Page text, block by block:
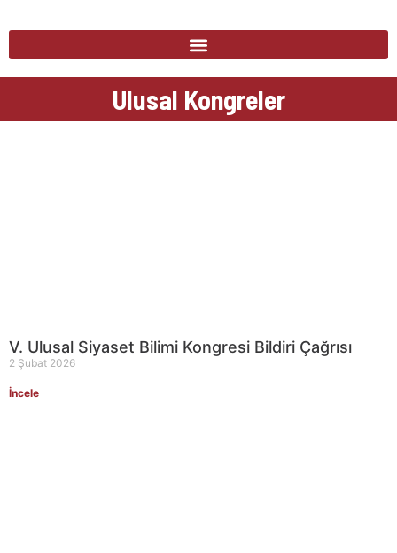
Ulusal Kongreler
V. Ulusal Siyaset Bilimi Kongresi Bildiri Çağrısı
2 Şubat 2026
İncele